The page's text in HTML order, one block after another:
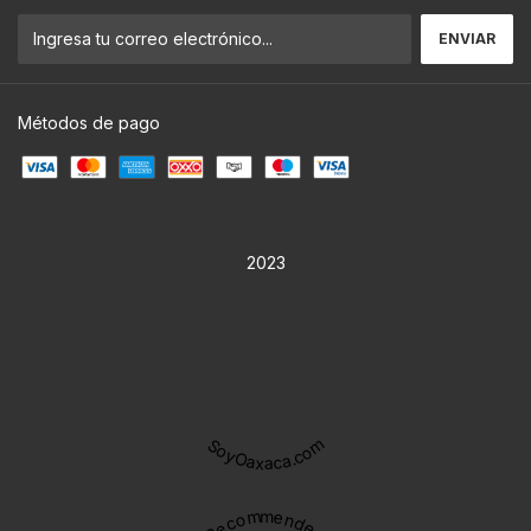
Métodos de pago
2023
SoyOaxaca.com